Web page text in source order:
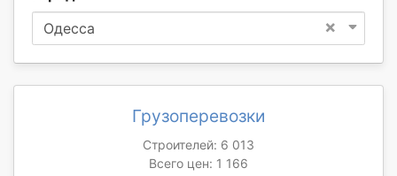
×
Одесса
Грузоперевозки
Строителей: 6 013
Всего цен: 1 166